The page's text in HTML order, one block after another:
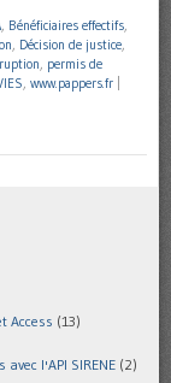
, Bénéficiaires effectifs,
, Décision de justice,
, permis de
, www.pappers.fr
Access (13)
l'API SIRENE (2)